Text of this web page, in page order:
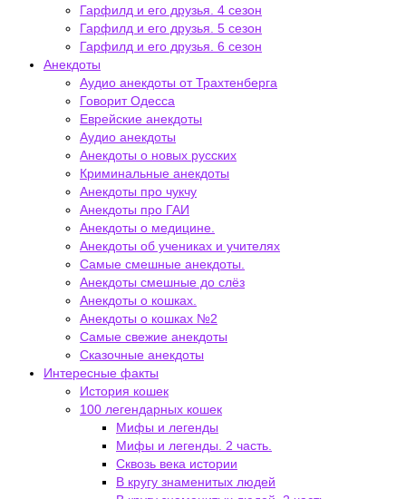
Гарфилд и его друзья. 4 сезон
Гарфилд и его друзья. 5 сезон
Гарфилд и его друзья. 6 сезон
Анекдоты
Аудио анекдоты от Трахтенберга
Говорит Одесса
Еврейские анекдоты
Аудио анекдоты
Анекдоты о новых русских
Криминальные анекдоты
Анекдоты про чукчу
Анекдоты про ГАИ
Анекдоты о медицине.
Анекдоты об учениках и учителях
Самые смешные анекдоты.
Анекдоты смешные до слёз
Анекдоты о кошках.
Анекдоты о кошках №2
Самые свежие анекдоты
Сказочные анекдоты
Интересные факты
История кошек
100 легендарных кошек
Мифы и легенды
Мифы и легенды. 2 часть.
Сквозь века истории
В кругу знаменитых людей